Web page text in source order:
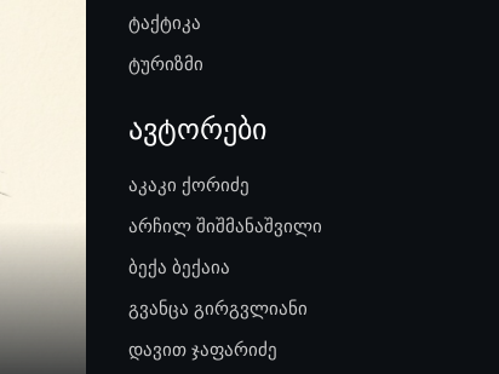
ტაქტიკა
ტურიზმი
ავტორები
აკაკი ქორიძე
არჩილ შიშმანაშვილი
ბექა ბექაია
გვანცა გირგვლიანი
დავით ჯაფარიძე